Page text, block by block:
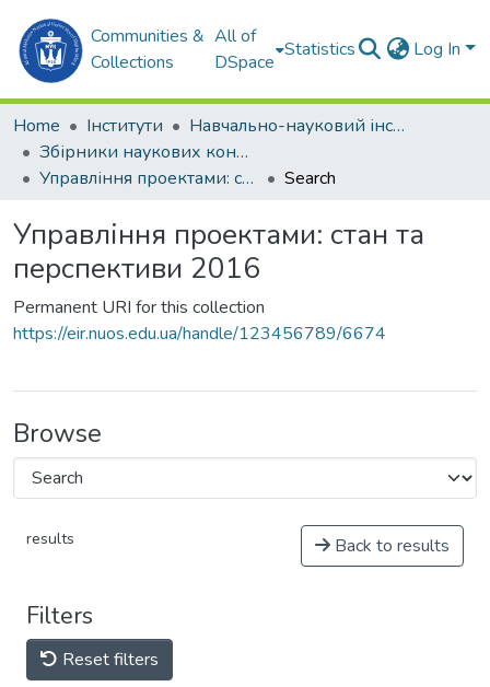
Communities &
Collections
All of
DSpace
Statistics Log In
Home Інститути
Навчально-науковий інститут комп'ютерних наук та управління проектами (ННІКНУП)
Збірники наукових конференцій (ННІКНУП)
Управління проектами: стан та перспективи 2016
Search
Управління проектами: стан та
перспективи 2016
Permanent URI for this collection
https://eir.nuos.edu.ua/handle/123456789/6674
Browse
results Back to results
Filters
Reset filters